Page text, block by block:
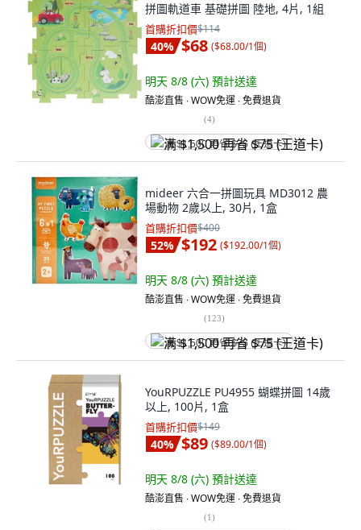
拼圖軌道車 基礎拼圖 陸地, 4片, 1組
首購折扣價$114
40% $68 ($68.00/1個)
明天 8/8 (六) 預計送達
酷澎直售 ∙ WOW免運 ∙ 免費退貨
(4)
满 $1,500 再省 $75 (王道卡)
mideer 六合一拼圖玩具 MD3012 農
場動物 2歲以上, 30片, 1盒
首購折扣價$400
52% $192 ($192.00/1個)
明天 8/8 (六) 預計送達
酷澎直售 ∙ WOW免運 ∙ 免費退貨
(123)
满 $1,500 再省 $75 (王道卡)
YouRPUZZLE PU4955 蝴蝶拼圖 14歲
以上, 100片, 1盒
首購折扣價$149
40% $89 ($89.00/1個)
明天 8/8 (六) 預計送達
酷澎直售 ∙ WOW免運 ∙ 免費退貨
(1)